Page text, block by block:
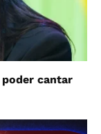
poder cantar